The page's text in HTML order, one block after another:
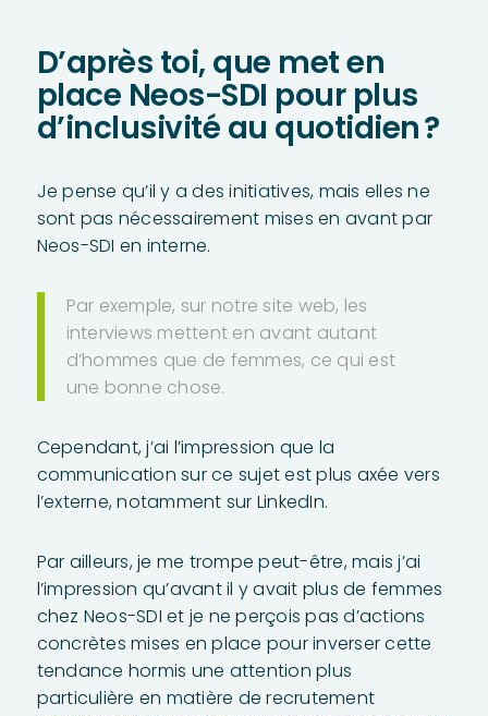
D’après toi, que met en
place Neos-SDI pour plus
d’inclusivité au quotidien ?
Je pense qu’il y a des initiatives, mais elles ne
sont pas nécessairement mises en avant par
Neos-SDI en interne.
Par exemple, sur notre site web, les
interviews mettent en avant autant
d’hommes que de femmes, ce qui est
une bonne chose.
Cependant, j’ai l’impression que la
communication sur ce sujet est plus axée vers
l’externe, notamment sur LinkedIn.
Par ailleurs, je me trompe peut-être, mais j’ai
l’impression qu’avant il y avait plus de femmes
chez Neos-SDI et je ne perçois pas d’actions
concrètes mises en place pour inverser cette
tendance hormis une attention plus
particulière en matière de recrutement